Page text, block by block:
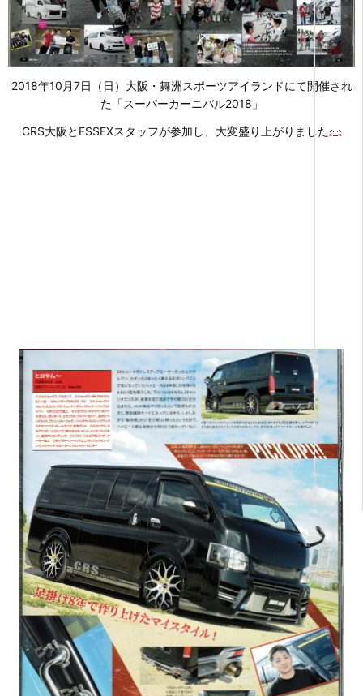
2018年10月7日（日）大阪・舞洲スポーツアイランドにて開催され
た「スーパーカーニバル2018」
CRS大阪とESSEXスタッフが参加し、大変盛り上がりました